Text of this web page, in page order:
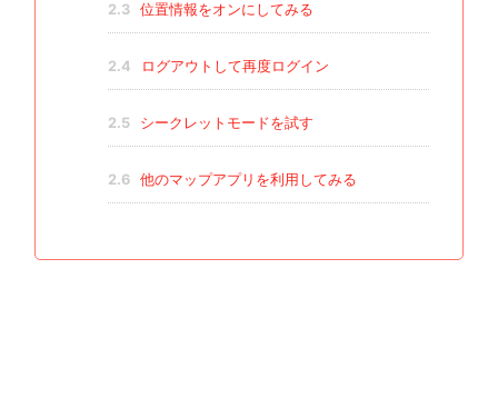
2.3 位置情報をオンにしてみる
2.4 ログアウトして再度ログイン
2.5 シークレットモードを試す
2.6 他のマップアプリを利用してみる